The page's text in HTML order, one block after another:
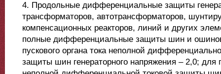
4. Продольные дифференциальные защиты
трансформаторов, автотрансформаторов,
компенсационных реакторов, линий и других
полные дифференциальные защиты шин и
пускового органа тока неполной
защиты шин генераторного напряжения – 2,0; для